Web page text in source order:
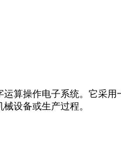
算操作电子系统。它采
设备或生产过程。